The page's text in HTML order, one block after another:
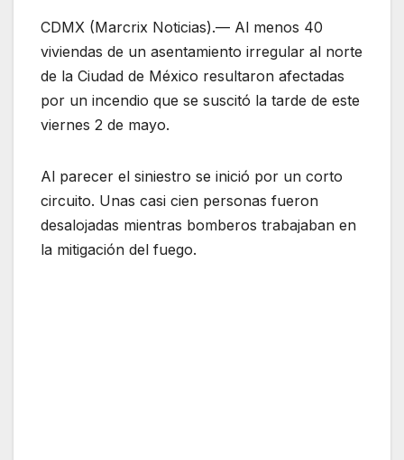
CDMX (Marcrix Noticias).— Al menos 40
viviendas de un asentamiento irregular al norte
de la Ciudad de México resultaron afectadas
por un incendio que se suscitó la tarde de este
viernes 2 de mayo.
Al parecer el siniestro se inició por un corto
circuito. Unas casi cien personas fueron
desalojadas mientras bomberos trabajaban en
la mitigación del fuego.